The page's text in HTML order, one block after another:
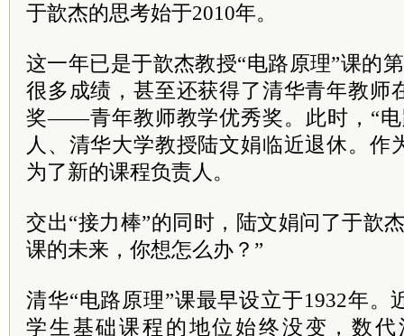
于歆杰的思考始于2010年。
这一年已是于歆杰教授“电路原理”课的
很多成绩，甚至还获得了清华青年教师
奖——青年教师教学优秀奖。此时，“电
人、清华大学教授陆文娟临近退休。作
为了新的课程负责人。
交出“接力棒”的同时，陆文娟问了于歆
课的未来，你想怎么办？”
清华“电路原理”课最早设立于1932年。
学生基础课程的地位始终没变，数